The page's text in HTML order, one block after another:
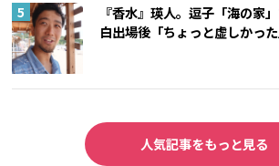
『香水』瑛人。逗子「海の家
白出場後「ちょっと虚しかった
人気記事をもっと見る